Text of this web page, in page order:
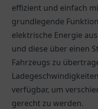
effizient und einfach
grundlegende
elektrische Energie
und diese über einen
Fahrzeugs zu
verfügbar, um
gerecht zu werden.